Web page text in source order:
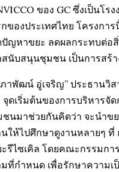
ของ GC ซึ่งเป็นโ
ของประเทศไทย โครงกา
ญหาขยะ ลดผลกระทบต่อ
นับสนุนชุมชน เป็นการสร้
าพัฒน์ อู่เจริญ” ประธานวิ
จุดเริ่มต้นของการบริหารจั
นมาช่วยกันคิดว่า จะนำขย
ให้ไปศึกษาดูงานหลายๆ
รีไซเคิล โดยคณะกรรมกา
ที่กำหนด เพื่อรักษาความเ